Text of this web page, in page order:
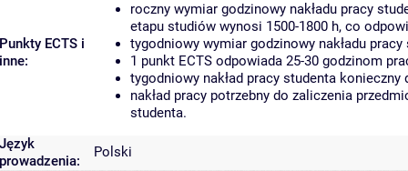
Punkty ECTS i
inne:
roczny wymiar godzinowy nakładu pracy
etapu studiów wynosi 1500-1800 h, co
tygodniowy wymiar godzinowy nakładu
1 punkt ECTS odpowiada 25-30 godzinom
tygodniowy nakład pracy studenta
nakład pracy potrzebny do zaliczenia
studenta.
Język
prowadzenia:
Polski